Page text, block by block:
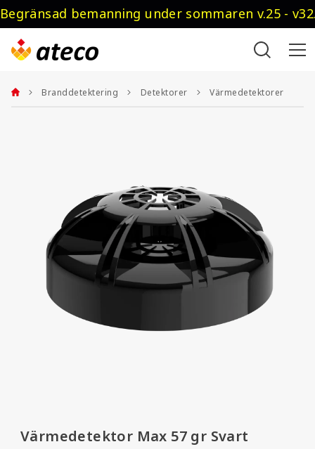
Begränsad bemanning under sommaren v.25 -
Branddetektering Detektorer Värmedetektorer
Värmedetektor Max 57 gr Svart